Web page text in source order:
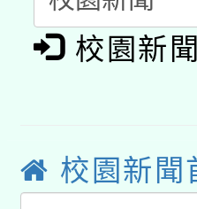
礎課程
A3數位
「數位
薪期間
轉知經
業技術
115年8
校園新
校園新聞